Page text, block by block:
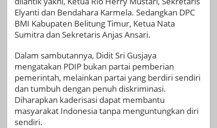
Elyanti dan Bendahara Karmela. Sedangkan DPC
BMI Kabupaten Belitung Timur, Ketua Nata
Sumitra dan Sekretaris Anjas Ansari.
Dalam sambutannya, Didit Sri Gusjaya
mengatakan PDIP bukan partai pemberian
pemerintah, melainkan partai yang berdiri sendiri
dan tumbuh dengan penuh diskriminasi.
Diharapkan kaderisasi dapat membantu
masyarakat Indonesia tanpa menguntungkan diri
sendiri.